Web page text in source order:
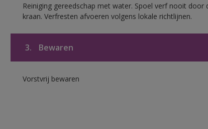
Reiniging gereedschap met water. Spoel verf nooit
kraan. Verfresten afvoeren volgens lokale richtlijnen.
3. Bewaren
Vorstvrij bewaren